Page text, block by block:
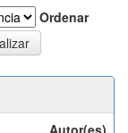
Ordenar
Autor(es)